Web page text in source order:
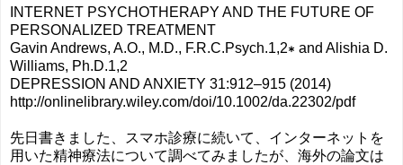
INTERNET PSYCHOTHERAPY AND THE FUTURE OF
PERSONALIZED TREATMENT
Gavin Andrews, A.O., M.D., F.R.C.Psych.1,2∗ and Alishia D.
Williams, Ph.D.1,2
DEPRESSION AND ANXIETY 31:912–915 (2014)
http://onlinelibrary.wiley.com/doi/10.1002/da.22302/pdf
先日書きました、スマホ診療に続いて、インターネットを
用いた精神療法について調べてみましたが、海外の論文は